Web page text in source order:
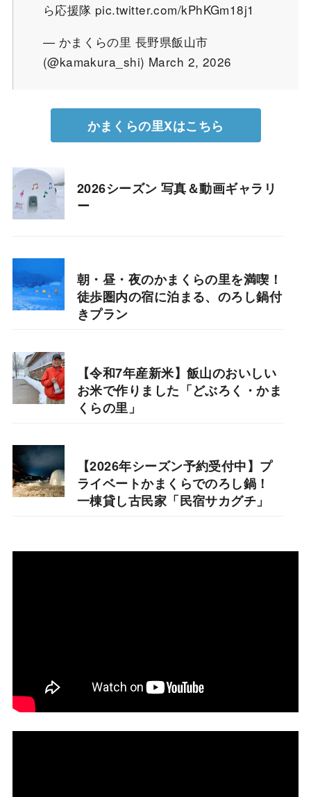
ら応援隊 pic.twitter.com/kPhKGm18j1
— かまくらの里 長野県飯山市
(@kamakura_shi) March 2, 2026
かまくらの里Xはこちら
2026シーズン 写真＆動画ギャラリ
ー
朝・昼・夜のかまくらの里を満喫！
徒歩圏内の宿に泊まる、のろし鍋付
きプラン
【令和7年産新米】飯山のおいしい
お米で作りました「どぶろく・かま
くらの里」
【2026年シーズン予約受付中】プ
ライベートかまくらでのろし鍋！
一棟貸し古民家「民宿サカグチ」